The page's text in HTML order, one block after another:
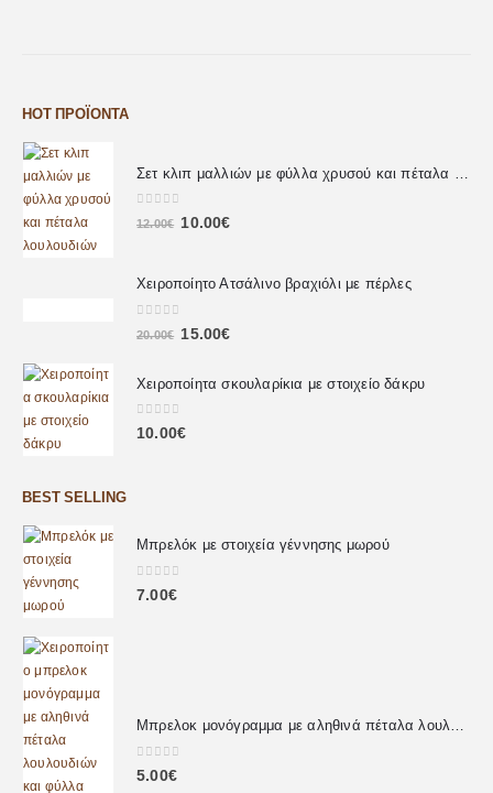
HOT ΠΡΟΪΌΝΤΑ
0out of 5
12.00€ 10.00€
Χειροποίητο Ατσάλινο βραχιόλι με πέρλες
out of 5
20.00€ 15.00€
Χειροποίητα σκουλαρίκια με στοιχείο δάκρυ
0out of 5
10.00€
BEST SELLING
Μπρελόκ με στοιχεία γέννησης μωρού
0out of 5
7.00€
Μπρελοκ μονόγραμμα με αληθινά πέταλα λουλουδιών
0 out of 5
5.00€